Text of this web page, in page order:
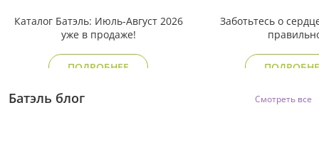
Каталог Батэль: Июль-Август 2026
уже в продаже!
ПОДРОБНЕЕ
Заботьтесь о
Батэль блог Смотреть все